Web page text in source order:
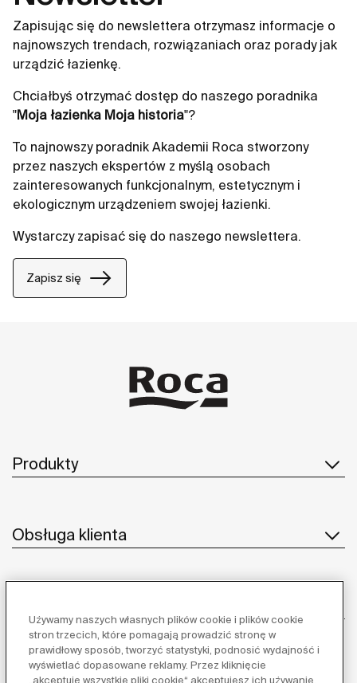
Zapisując się do newslettera otrzymasz informacje o
najnowszych trendach, rozwiązaniach oraz porady jak
urządzić łazienkę.
Chciałbyś otrzymać dostęp do naszego poradnika
"Moja łazienka Moja historia"?
To najnowszy poradnik Akademii Roca stworzony
przez naszych ekspertów z myślą osobach
zainteresowanych funkcjonalnym, estetycznym i
ekologicznym urządzeniem swojej łazienki.
Wystarczy zapisać się do naszego newslettera.
Zapisz się
Produkty
Obsługa klienta
Inspiracja
Używamy naszych własnych plików cookie i plików cookie
stron trzecich, które pomagają prowadzić stronę w
prawidłowy sposób, tworzyć statystyki, podnosić wydajność i
wyświetlać dopasowane reklamy. Przez kliknięcie
„akceptuję wszystkie pliki cookie“ akceptujesz ich używanie.